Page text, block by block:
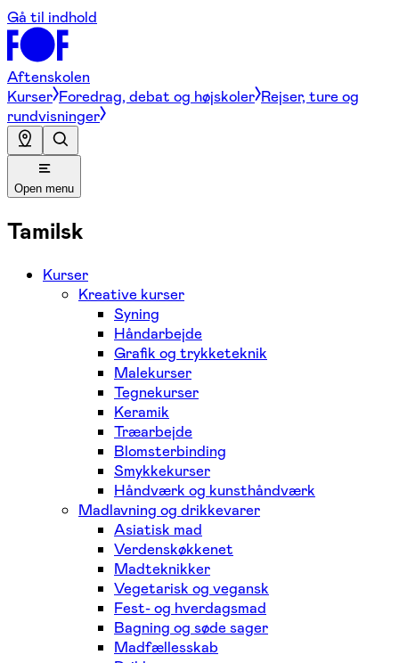
Gå til indhold
Aftenskolen
Kurser Foredrag, debat og højskoler Rejser, ture og
rundvisninger
Open menu
Tamilsk
Kurser
Kreative kurser
Syning
Håndarbejde
Grafik og trykketeknik
Malekurser
Tegnekurser
Keramik
Træarbejde
Blomsterbinding
Smykkekurser
Håndværk og kunsthåndværk
Madlavning og drikkevarer
Asiatisk mad
Verdenskøkkenet
Madteknikker
Vegetarisk og vegansk
Fest- og hverdagsmad
Bagning og søde sager
Madfællesskab